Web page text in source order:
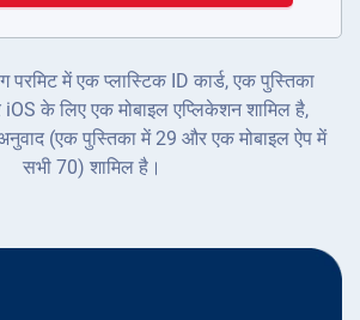
परमिट में एक प्लास्टिक ID कार्ड, एक पुस्तिका
के लिए एक मोबाइल एप्लिकेशन शामिल है,
(एक पुस्तिका में 29 और एक मोबाइल ऐप में
सभी 70) शामिल है।